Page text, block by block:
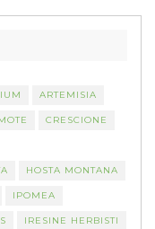
ARTEMISIA
CRESCIONE
HOSTA MONTANA
IPOMEA
IRESINE HERBISTI